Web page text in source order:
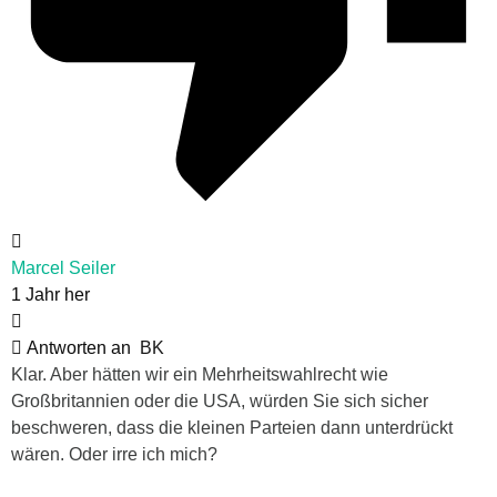
Marcel Seiler
1 Jahr her
Antworten an
BK
Klar. Aber hätten wir ein Mehrheitswahlrecht wie
Großbritannien oder die USA, würden Sie sich sicher
beschweren, dass die kleinen Parteien dann unterdrückt
wären. Oder irre ich mich?